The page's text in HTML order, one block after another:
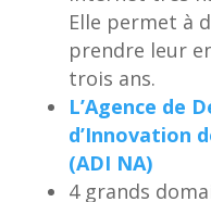
Elle permet à
prendre leur
trois ans.
L’Agence de
d’Innovation
(ADI NA)
4 grands